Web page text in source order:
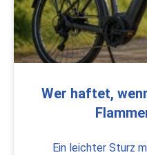
Wer haftet,
Ein leichter Sturz